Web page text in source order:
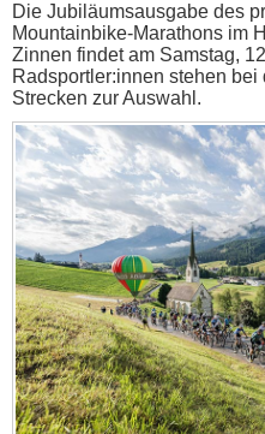
Die Jubiläumsausgabe des
Mountainbike-Marathons im
Zinnen findet am Samstag,
Radsportler:innen stehen
Strecken zur Auswahl.